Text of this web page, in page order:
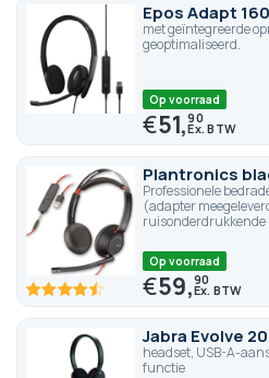
Epos Adapt
met geïntegreerde
geoptimaliseerd.
Op voorraad
€51,90
Plantronics
Professionele
(adapter
ruisonderdrukkende
90 100
Op voorraad
€59,90
Jabra Evolve
headset, USB-A-
functie